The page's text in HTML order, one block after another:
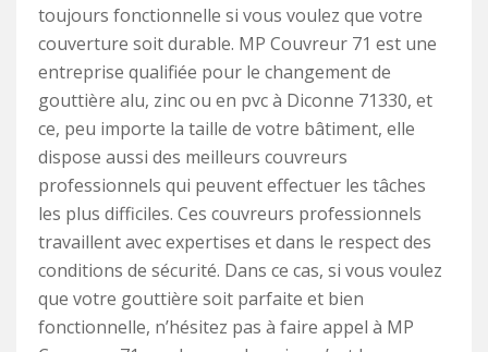
toujours fonctionnelle si vous voulez que votre
couverture soit durable. MP Couvreur 71 est une
entreprise qualifiée pour le changement de
gouttière alu, zinc ou en pvc à Diconne 71330, et
ce, peu importe la taille de votre bâtiment, elle
dispose aussi des meilleurs couvreurs
professionnels qui peuvent effectuer les tâches
les plus difficiles. Ces couvreurs professionnels
travaillent avec expertises et dans le respect des
conditions de sécurité. Dans ce cas, si vous voulez
que votre gouttière soit parfaite et bien
fonctionnelle, n’hésitez pas à faire appel à MP